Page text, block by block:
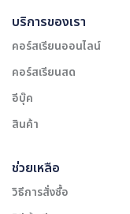
บริการของเรา
คอร์สเรียนออนไลน์
คอร์สเรียนสด
อีบุ๊ค
สินค้า
ช่วยเหลือ
วิธีการสั่งซื้อ